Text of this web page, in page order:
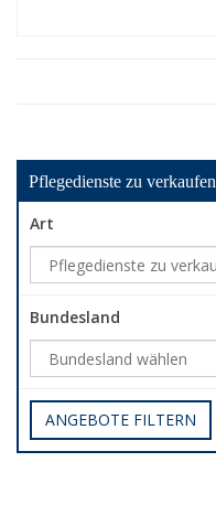
Pflegedienste zu verkaufen
Art
Bundesland
ANGEBOTE FILTERN